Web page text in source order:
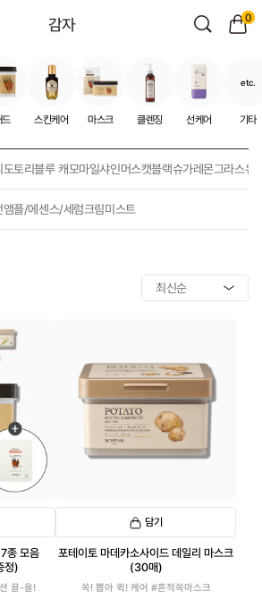
감자 0
드 스킨케어 마스크 클렌징 선케어
etc.
기타
도토리블루 캐모마일샤인머스캣블랙슈가레몬그라스유
앰플/에센스/세럼크림미스트
종 모음
정)
끌-올!
담기
포테이토 마데카소사이드 데일리 마스크
(30매)
쏙! 뽑아 퀵! 케어 #흔적쏙마스크